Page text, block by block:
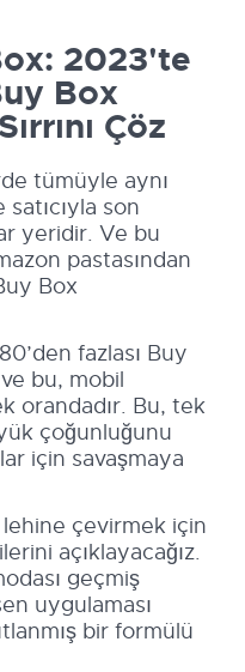
2023'te
Box
Çöz
tümüyle aynı
son
yeridir. Ve bu
pastasından
Box
fazlası Buy
ve bu, mobil
orandadır. Bu, tek
çoğunluğunu
için savaşmaya
lehine çevirmek için
açıklayacağız.
geçmiş
uygulaması
bir formülü